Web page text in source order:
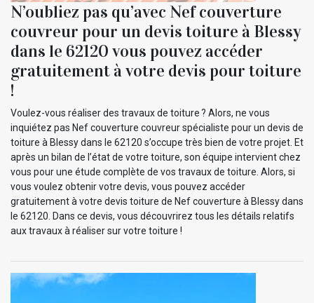
N’oubliez pas qu’avec Nef couverture
couvreur pour un devis toiture à Blessy
dans le 62120 vous pouvez accéder
gratuitement à votre devis pour toiture
!
Voulez-vous réaliser des travaux de toiture ? Alors, ne vous
inquiétez pas Nef couverture couvreur spécialiste pour un devis de
toiture à Blessy dans le 62120 s’occupe très bien de votre projet. Et
après un bilan de l’état de votre toiture, son équipe intervient chez
vous pour une étude complète de vos travaux de toiture. Alors, si
vous voulez obtenir votre devis, vous pouvez accéder
gratuitement à votre devis toiture de Nef couverture à Blessy dans
le 62120. Dans ce devis, vous découvrirez tous les détails relatifs
aux travaux à réaliser sur votre toiture !